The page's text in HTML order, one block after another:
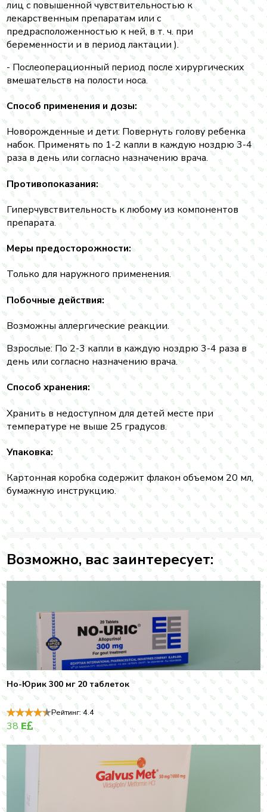
лиц с повышенной чувствительностью к
лекарственным препаратам или с
предрасположенностью к ней, в т. ч. при
беременности и в период лактации ).
- Послеоперационный период после хирургических
вмешательств на полости носа.
Способ применения и дозы:
Новорожденные и дети: Повернуть голову ребенка
набок. Применять по 1-2 капли в каждую ноздрю 3-4
раза в день или согласно назначению врача.
Противопоказания:
Гиперчувствительность к любому из компонентов
препарата.
Меры предосторожности:
Только для наружного применения.
Побочные действия:
Возможны аллергические реакции.
Взрослые: По 2-3 капли в каждую ноздрю 3-4 раза в
день или согласно назначению врача.
Способ хранения:
Хранить в недоступном для детей месте при
температуре не выше 25 градусов.
Упаковка:
Картонная коробка содержит флакон объемом 20 мл,
бумажную инструкцию.
Возможно, вас заинтересует:
Но-Юрик 300 мг 20 таблеток
Рейтинг:4.4
38E